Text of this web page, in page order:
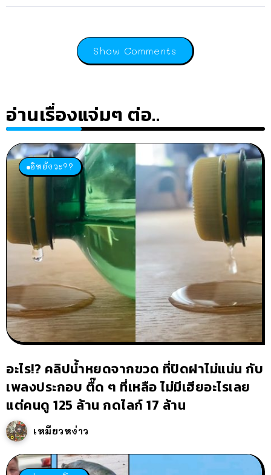
Show Comments
อ่านเรื่องแจ่มๆ ต่อ..
อิหยังวะ??
อะไร!? คลิปน้ำหยดจากขวด ที่ปิดฝาไม่แน่น กับ
เพลงประกอบ ตื๊ด ๆ ที่เหลือ ไม่มีเฮียอะไรเลย
แต่คนดู 125 ล้าน กดไลก์ 17 ล้าน
เหมียวหง่าว